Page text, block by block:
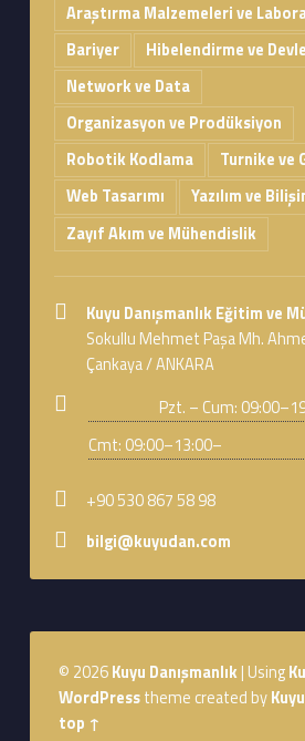
Araştırma Malzemeleri ve
Bariyer
Hibelendirme ve
Network ve Data
Organizasyon ve Prodüksiyon
Robotik Kodlama
Turnike ve
Web Tasarımı
Yazılım ve
Zayıf Akım ve Mühendislik
Address:
Kuyu Danışmanlık Eğitim ve
Sokullu Mehmet Paşa Mh.
Çankaya / ANKARA
Pzt. – Cum:
Cmt: 09:00–13:00–
Phone number:
+90 530 867 58 98
Email address:
bilgi@kuyudan.com
© 2026Kuyu Danışmanlık| Using
WordPresstheme created by
top ↑